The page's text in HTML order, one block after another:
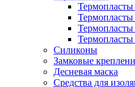
Термопласты
Термопласты
Силиконы
Замковые
Десневая маска
Средства для